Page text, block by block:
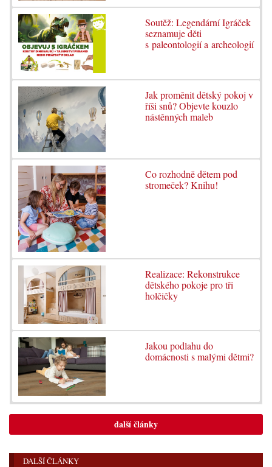
Soutěž: Legendární Igráček
seznamuje děti
s paleontologií a archeologií
Jak proměnit dětský pokoj v
říši snů? Objevte kouzlo
nástěnných maleb
Co rozhodně dětem pod
stromeček? Knihu!
Realizace: Rekonstrukce
dětského pokoje pro tři
holčičky
Jakou podlahu do
domácnosti s malými dětmi?
další články
DALŠÍ ČLÁNKY